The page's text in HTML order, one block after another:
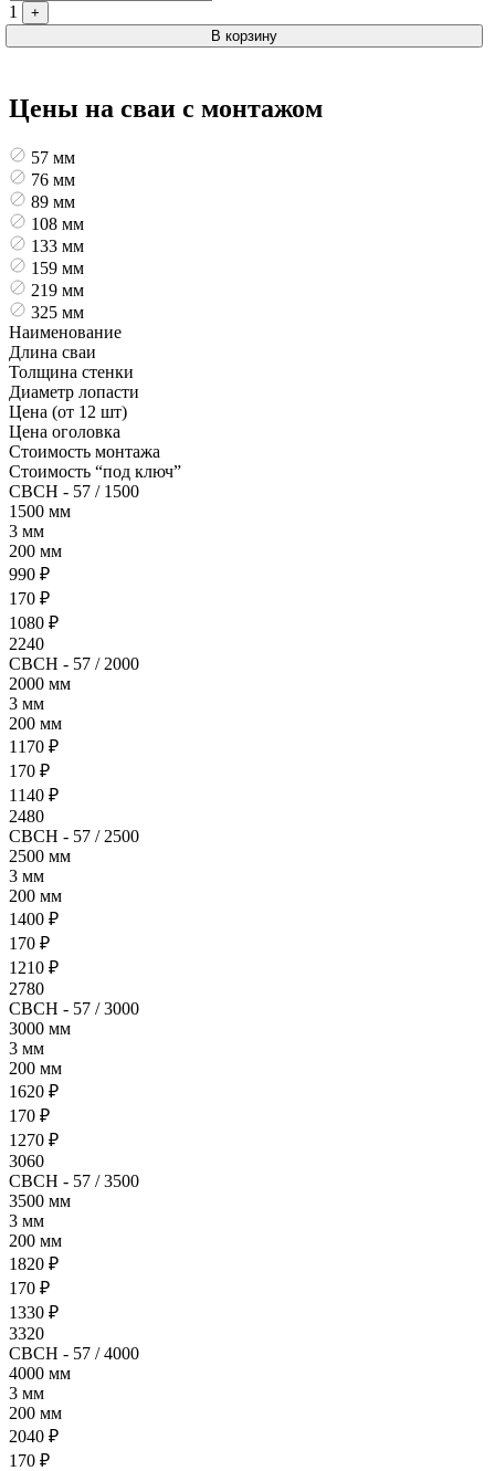
1
+
В корзину
Цены на сваи с монтажом
57 мм
76 мм
89 мм
108 мм
133 мм
159 мм
219 мм
325 мм
Наименование
Длина сваи
Толщина стенки
Диаметр лопасти
Цена (от 12 шт)
Цена оголовка
Стоимость монтажа
Стоимость “под ключ”
СВСН - 57 / 1500
1500 мм
3 мм
200 мм
990 ₽
170 ₽
1080 ₽
2240
СВСН - 57 / 2000
2000 мм
3 мм
200 мм
1170 ₽
170 ₽
1140 ₽
2480
СВСН - 57 / 2500
2500 мм
3 мм
200 мм
1400 ₽
170 ₽
1210 ₽
2780
СВСН - 57 / 3000
3000 мм
3 мм
200 мм
1620 ₽
170 ₽
1270 ₽
3060
СВСН - 57 / 3500
3500 мм
3 мм
200 мм
1820 ₽
170 ₽
1330 ₽
3320
СВСН - 57 / 4000
4000 мм
3 мм
200 мм
2040 ₽
170 ₽